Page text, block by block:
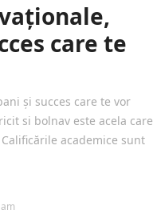
care te
și succes care te vor
si bolnav este acela care
academice sunt